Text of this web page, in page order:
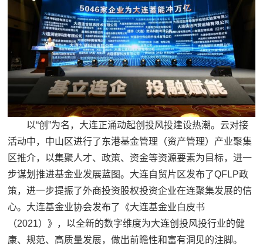
以“创”为名，大连正涌动起创投风投建设热潮。云对接
活动中，中山区进行了东港基金管理（资产管理）产业聚集
区推介，以集聚人才、政策、资金等资源要素为目标，进一
步谋划推进基金业发展蓝图。大连自贸片区发布了QFLP政
策，进一步提振了外商投资股权投资企业在连聚集发展的信
心。大连基金业协会发布了《大连基金业白皮书
（2021）》，以全新的数字维度为大连创投风投行业的健
康、规范、高质量发展，做出前瞻性和富有洞见的注脚。